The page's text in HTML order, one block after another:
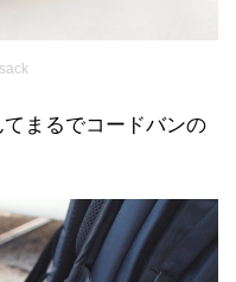
まるでコードバンの